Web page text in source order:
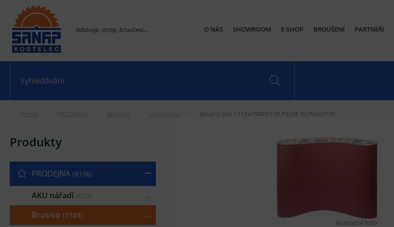
Nástroje, stroje, broušení... O NÁS SHOWROOM E-SHOP BROUŠENÍ PARTNEŘI
Brusný pás 1115x1900 P150 PS29F KLINGSPOR
Produkty
PRODEJNA 8106
AKU nářadí
Brusivo 1103